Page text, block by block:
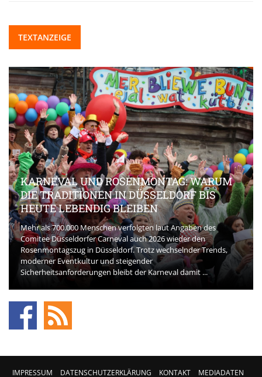
TEXTANZEIGE
KARNEVAL UND ROSENMONTAG: WARUM
DIE TRADITIONEN IN DÜSSELDORF BIS
HEUTE LEBENDIG BLEIBEN
Mehr als 700.000 Menschen verfolgten laut Angaben des
Comitee Düsseldorfer Carneval auch 2026 wieder den
Rosenmontagszug in Düsseldorf. Trotz wechselnder Trends,
moderner Eventkultur und steigender
Sicherheitsanforderungen bleibt der Karneval damit ...
IMPRESSUM DATENSCHUTZERKLÄRUNG KONTAKT MEDIADATEN